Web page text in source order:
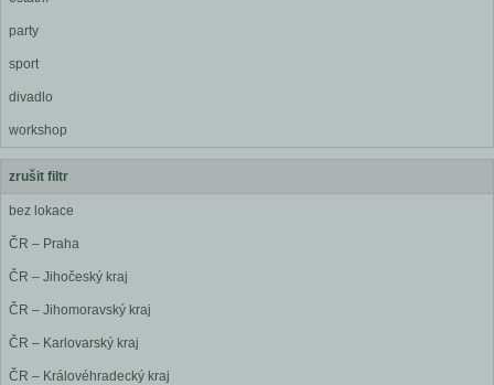
party
sport
divadlo
workshop
zrušit filtr
bez lokace
ČR – Praha
ČR – Jihočeský kraj
ČR – Jihomoravský kraj
ČR – Karlovarský kraj
ČR – Královéhradecký kraj